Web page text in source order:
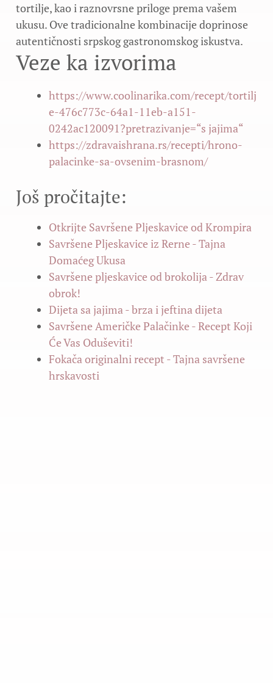
tortilje, kao i raznovrsne priloge prema vašem
ukusu. Ove tradicionalne kombinacije doprinose
autentičnosti srpskog gastronomskog iskustva.
Veze ka izvorima
https://www.coolinarika.com/recept/tortilj
e-476c773c-64a1-11eb-a151-
0242ac120091?pretrazivanje=“s jajima“
https://zdravaishrana.rs/recepti/hrono-
palacinke-sa-ovsenim-brasnom/
Još pročitajte:
Otkrijte Savršene Pljeskavice od Krompira
Savršene Pljeskavice iz Rerne - Tajna
Domaćeg Ukusa
Savršene pljeskavice od brokolija - Zdrav
obrok!
Dijeta sa jajima - brza i jeftina dijeta
Savršene Američke Palačinke - Recept Koji
Će Vas Oduševiti!
Fokača originalni recept - Tajna savršene
hrskavosti